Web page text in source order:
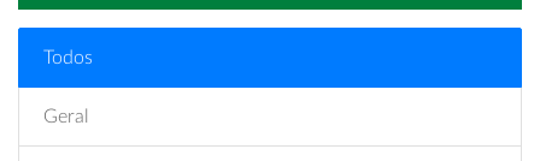
Todos
Geral